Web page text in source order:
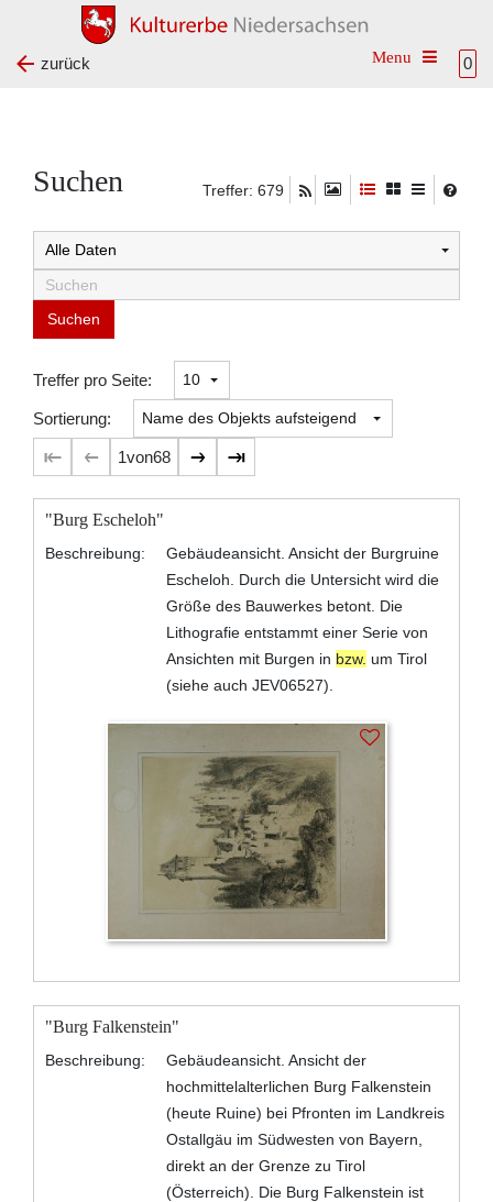
0
Toggle
zurück
Suchen Treffer: 679
Suchtreffer:
Treffer pro Seite:
Sortierung:
1von68
"Burg Escheloh"
Beschreibung:
Gebäudeansicht. Ansicht der Burgruine
Escheloh. Durch die Untersicht wird die
Größe des Bauwerkes betont. Die
Lithografie entstammt einer Serie von
Ansichten mit Burgen in bzw. um Tirol
(siehe auch JEV06527).
"Burg Falkenstein"
Beschreibung:
Gebäudeansicht. Ansicht der
hochmittelalterlichen Burg Falkenstein
(heute Ruine) bei Pfronten im Landkreis
Ostallgäu im Südwesten von Bayern,
direkt an der Grenze zu Tirol
(Österreich). Die Burg Falkenstein ist